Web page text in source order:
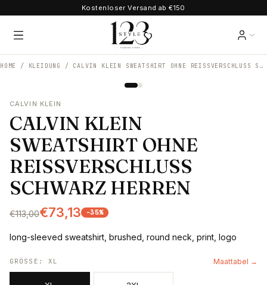
Kostenloser Versand ab €150
HOME / KLEIDUNG / CALVIN KLEIN SWEATSHIRT OHNE REISSVERSCHLUSS SCHWARZ HERREN
CALVIN KLEIN
CALVIN KLEIN
SWEATSHIRT OHNE
REISSVERSCHLUSS
SCHWARZ HERREN
€113,00€73,13 -35%
long-sleeved sweatshirt, brushed, round neck, print, logo
GRÖSSE : XL Maattabel →